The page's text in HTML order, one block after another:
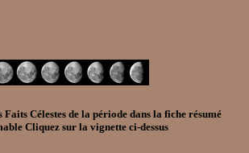
Célestes de la période dans la fiche résumé
Cliquez sur la vignette ci-dessus